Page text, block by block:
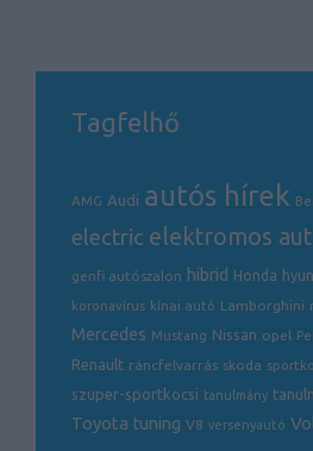
Tagfelhő
AMG Audi autós hírek
electric elektromos
genfi autószalon hibrid Honda
koronavírus kínai autó Lamborghini
Mercedes Mustang Nissan opel
Renault ráncfelvarrás skoda
szuper-sportkocsi tanulmány
Toyota tuning V8 versenyautó